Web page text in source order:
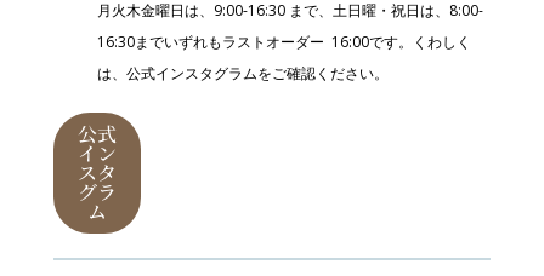
月火木金曜日は、9:00-16:30 まで、土日曜・祝日は、8:00-
16:30までいずれもラストオーダー 16:00です。くわしく
は、公式インスタグラムをご確認ください。
公式
イン
スタ
グラ
ム